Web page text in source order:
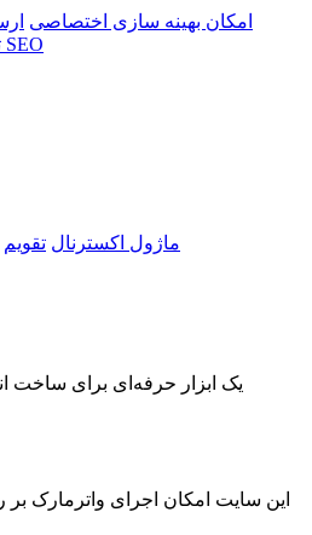
امکان بهینه سازی اختصاصی
تعداد کلیدواژه های SEO
ماژول اکسترنال تقویم
این سایت امکان اجرای واترمارک بر